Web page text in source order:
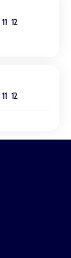
11 12
11 12